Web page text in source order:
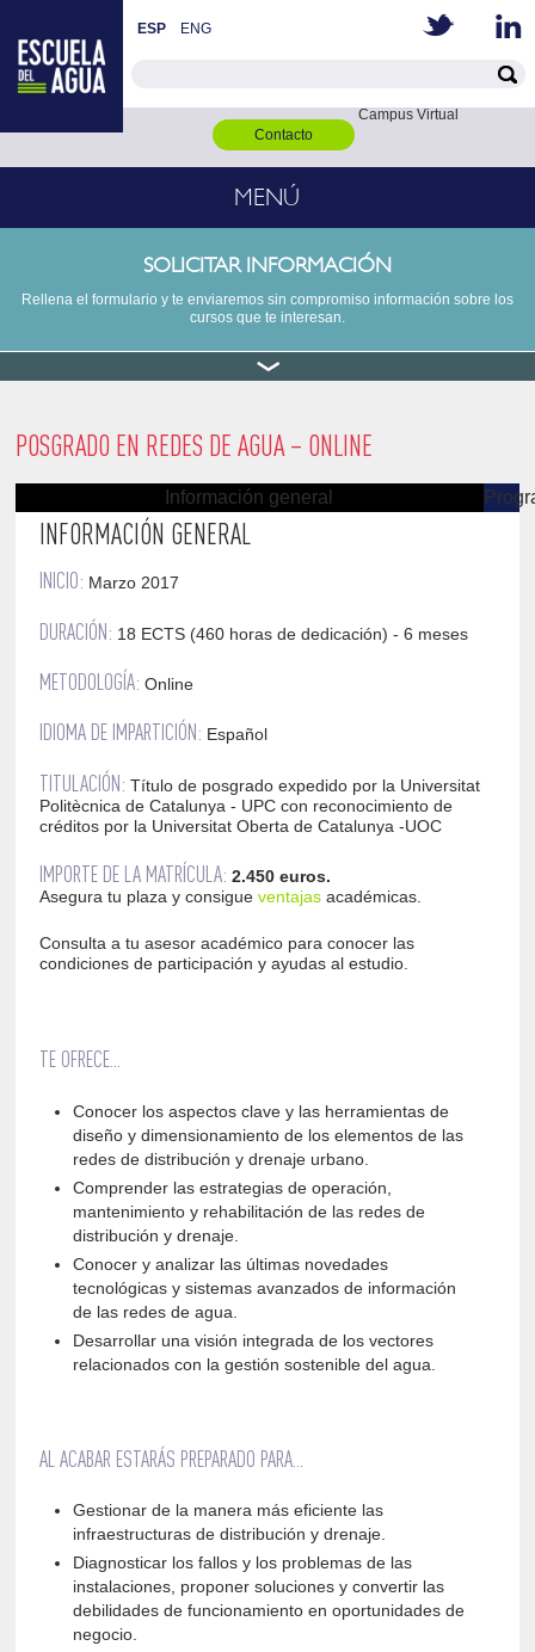
ESP ENG
Contacto
Campus Virtual
MENÚ
SOLICITAR INFORMACIÓN
Rellena el formulario y te enviaremos sin compromiso información sobre los
cursos que te interesan.
POSGRADO EN REDES DE AGUA – ONLINE
Información general
INFORMACIÓN GENERAL
INICIO: Marzo 2017
DURACIÓN: 18 ECTS (460 horas de dedicación) - 6 meses
METODOLOGÍA: Online
IDIOMA DE IMPARTICIÓN: Español
TITULACIÓN: Título de posgrado expedido por la Universitat
Politècnica de Catalunya - UPC con reconocimiento de
créditos por la Universitat Oberta de Catalunya -UOC
IMPORTE DE LA MATRÍCULA: 2.450 euros.
Asegura tu plaza y consigueventajas académicas.
Consulta a tu asesor académico para conocer las
condiciones de participación y ayudas al estudio.
TE OFRECE...
Conocer los aspectos clave y las herramientas de
diseño y dimensionamiento de los elementos de las
redes de distribución y drenaje urbano.
Comprender las estrategias de operación,
mantenimiento y rehabilitación de las redes de
distribución y drenaje.
Conocer y analizar las últimas novedades
tecnológicas y sistemas avanzados de información
de las redes de agua.
Desarrollar una visión integrada de los vectores
relacionados con la gestión sostenible del agua.
AL ACABAR ESTARÁS PREPARADO PARA...
Gestionar de la manera más eficiente las
infraestructuras de distribución y drenaje.
Diagnosticar los fallos y los problemas de las
instalaciones, proponer soluciones y convertir las
debilidades de funcionamiento en oportunidades de
negocio.